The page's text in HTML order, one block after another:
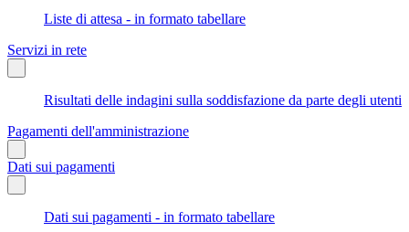
Liste di attesa - in formato tabellare
Servizi in rete
Risultati delle indagini sulla soddisfazione da parte degli utenti
Pagamenti dell'amministrazione
Dati sui pagamenti
Dati sui pagamenti - in formato tabellare